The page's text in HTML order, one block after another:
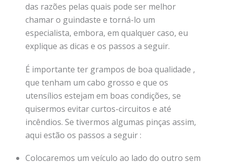
das razões pelas quais pode ser melhor
chamar o guindaste e torná-lo um
especialista, embora, em qualquer caso, eu
explique as dicas e os passos a seguir.
É importante ter grampos de boa qualidade ,
que tenham um cabo grosso e que os
utensílios estejam em boas condições, se
quisermos evitar curtos-circuitos e até
incêndios. Se tivermos algumas pinças assim,
aqui estão os passos a seguir :
Colocaremos um veículo ao lado do outro sem